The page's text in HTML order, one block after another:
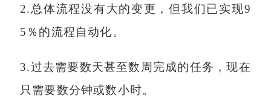
2.总体流程没有大的变更，但我们已实现9
5％的流程自动化。
3.过去需要数天甚至数周完成的任务，现在
只需要数分钟或数小时。